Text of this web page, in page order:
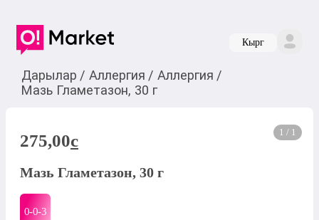
Кырг
Дарылар / Аллергия / Аллергия /
Мазь Гламетазон, 30 г
1 / 1
275,00c
Мазь Гламетазон, 30 г
0-0-3